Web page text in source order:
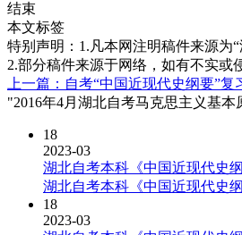
结束
本文标签
特别声明：1.凡本网注明稿件来源为
2.部分稿件来源于网络，如有不实或
上一篇：自考“中国近现代史纲要”复
"2016年4月湖北自考马克思主义基
18
2023-03
湖北自考本科《中国近现代史
湖北自考本科《中国近现代史
18
2023-03